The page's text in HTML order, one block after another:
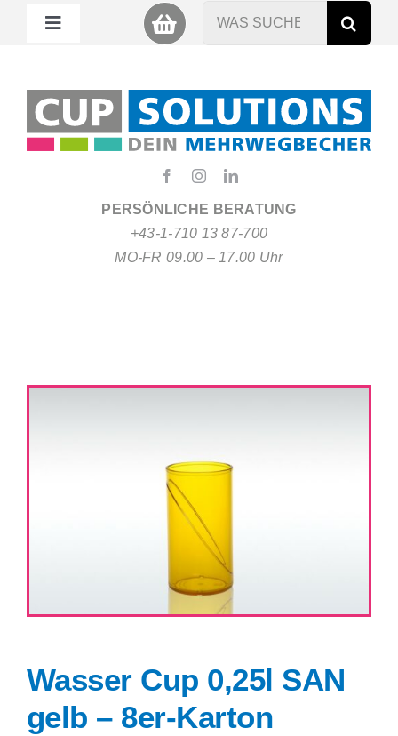
PERSÖNLICHE BERATUNG
+43-1-710 13 87-700
MO-FR 09.00 – 17.00 Uhr
Toggle
Miet Cup
Nachhaltigkeit
Suche
Wasser Cup 0,25l SAN
gelb – 8er-Karton